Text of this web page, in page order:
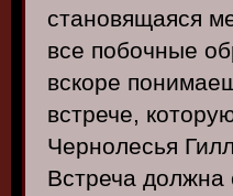
становящаяся
все побочные
вскоре
встрече,
Чернолесья
Встреча должна